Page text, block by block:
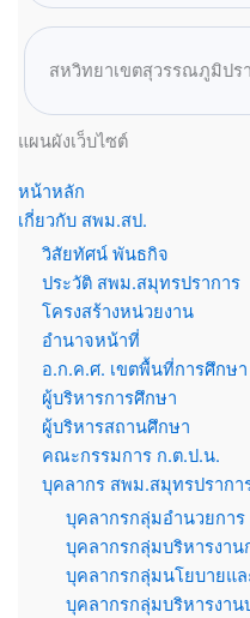
สหวิทยาเขตสุวรรณภูมิปร
แผนผังเว็บไซต์
หน้าหลัก
เกี่ยวกับ สพม.สป.
วิสัยทัศน์ พันธกิจ
ประวัติ สพม.สมุทรปราการ
โครงสร้างหน่วยงาน
อำนาจหน้าที่
อ.ก.ค.ศ. เขตพื้นที่การศึกษา
ผู้บริหารการศึกษา
ผู้บริหารสถานศึกษา
คณะกรรมการ ก.ต.ป.น.
บุคลากร สพม.สมุทรปรากา
บุคลากรกลุ่มอำนวยการ
บุคลากรกลุ่มบริหารงาน
บุคลากรกลุ่มนโยบายแ
บุคลากรกลุ่มบริหารงา